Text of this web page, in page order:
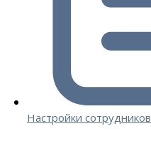
Настройки сотрудников